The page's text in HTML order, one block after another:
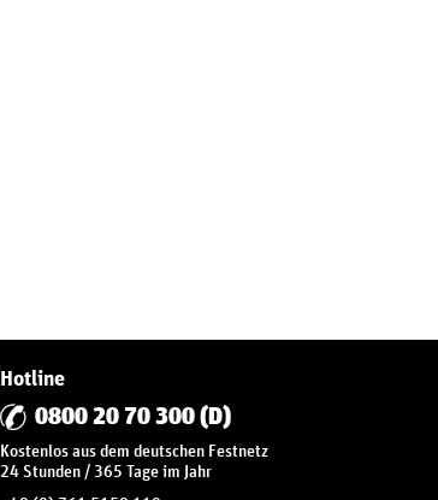
Hotline
0800 20 70 300 (D)
Kostenlos aus dem deutschen Festnetz
24 Stunden / 365 Tage im Jahr